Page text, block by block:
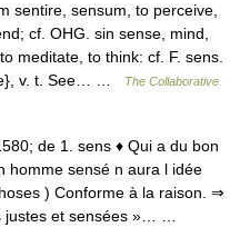
sentire, sensum, to perceive,
cf. OHG. sin sense, mind,
meditate, to think: cf. F. sens.
v. t. See… …
The Collaborative
de 1. sens ♦ Qui a du bon
homme sensé n aura l idée
) Conforme à la raison. ⇒
justes et sensées »… …